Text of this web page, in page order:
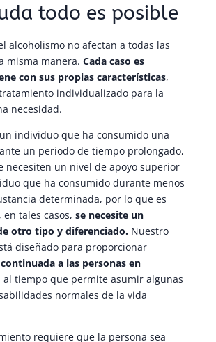
todo es posible
alcoholismo no afectan a todas las
misma manera. Cada caso es
con sus propias características,
individualizado para la
necesidad.
individuo que ha consumido una
un periodo de tiempo prolongado,
necesiten un nivel de apoyo superior
que ha consumido durante menos
determinada, por lo que es
tales casos, se necesite un
otro tipo y diferenciado.Nuestro
diseñado para proporcionar
a las personas en
al tiempo que permite asumir algunas
normales de la vida
requiere que la persona sea